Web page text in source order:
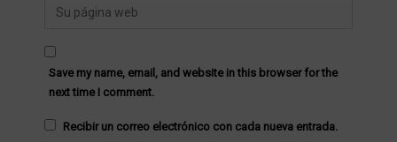
Save my name, email, and website in this browser for the
next time I comment.
Recibir un correo electrónico con cada nueva entrada.